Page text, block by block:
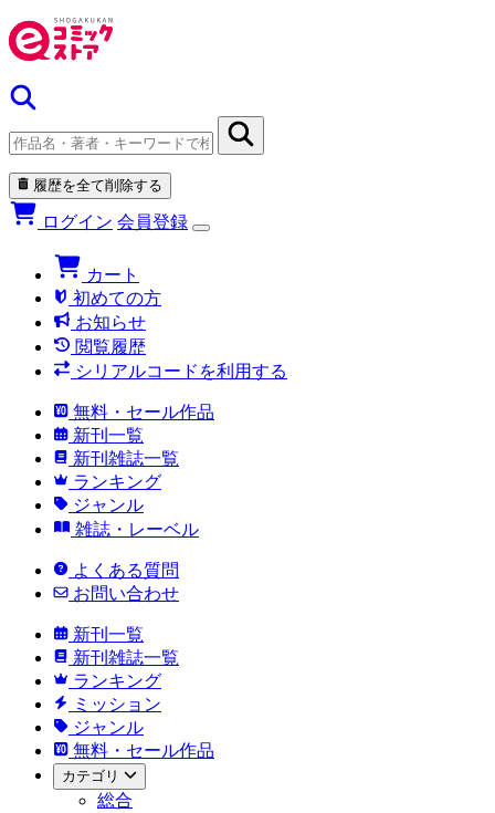
履歴を全て削除する
ログイン 会員登録
カート
初めての方
お知らせ
閲覧履歴
シリアルコードを利用する
無料・セール作品
新刊一覧
新刊雑誌一覧
ランキング
ジャンル
雑誌・レーベル
よくある質問
お問い合わせ
新刊一覧
新刊雑誌一覧
ランキング
ミッション
ジャンル
無料・セール作品
カテゴリ
総合